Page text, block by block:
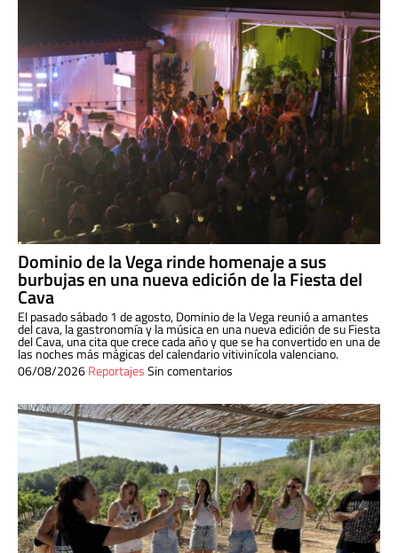
Dominio de la Vega rinde homenaje a sus
burbujas en una nueva edición de la Fiesta del
Cava
El pasado sábado 1 de agosto, Dominio de la Vega reunió a amantes
del cava, la gastronomía y la música en una nueva edición de su Fiesta
del Cava, una cita que crece cada año y que se ha convertido en una de
las noches más mágicas del calendario vitivinícola valenciano.
06/08/2026ReportajesSin comentarios